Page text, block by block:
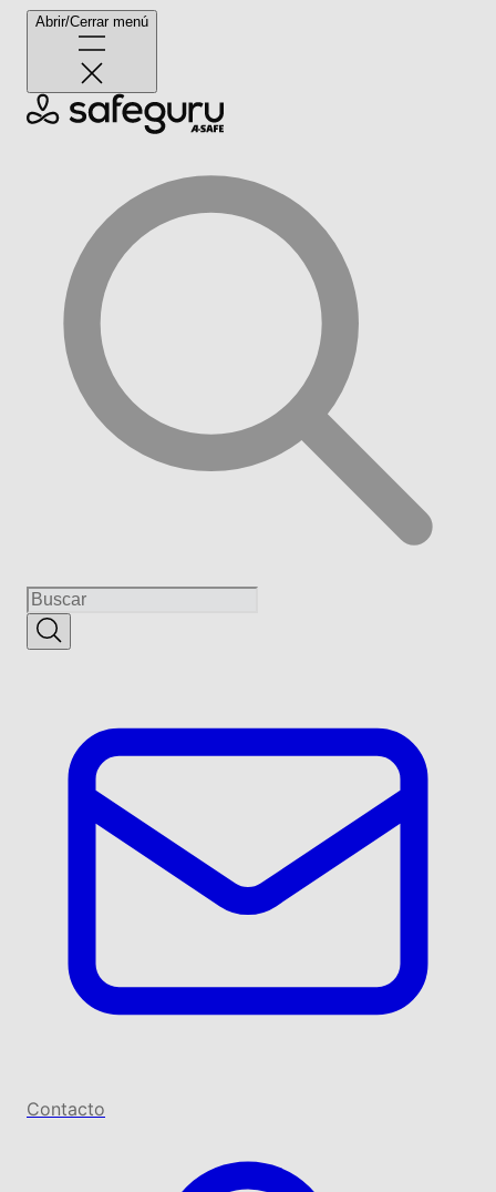
Abrir/Cerrar menú
Contacto